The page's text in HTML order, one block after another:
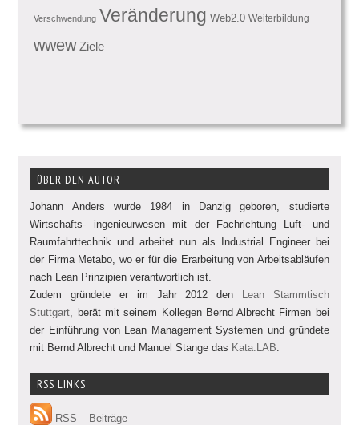
Verschwendung Veränderung Web2.0 Weiterbildung
wwew Ziele
ÜBER DEN AUTOR
Johann Anders wurde 1984 in Danzig geboren, studierte
Wirtschafts- ingenieurwesen mit der Fachrichtung Luft- und
Raumfahrttechnik und arbeitet nun als Industrial Engineer bei
der Firma Metabo, wo er für die Erarbeitung von Arbeitsabläufen
nach Lean Prinzipien verantwortlich ist.
Zudem gründete er im Jahr 2012 den Lean Stammtisch
Stuttgart , berät mit seinem Kollegen Bernd Albrecht Firmen bei
der Einführung von Lean Management Systemen und gründete
mit Bernd Albrecht und Manuel Stange das Kata.LAB
RSS LINKS
RSS – Beiträge